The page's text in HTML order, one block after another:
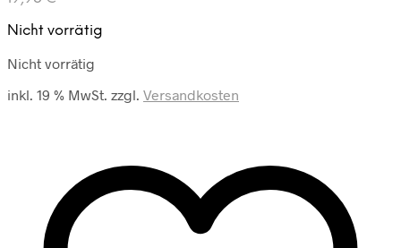
Nicht vorrätig
Nicht vorrätig
inkl. 19 % MwSt. zzgl. Versandkosten